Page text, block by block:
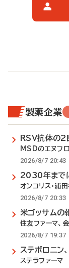
製薬企業
RSV抗体の2
MSDのエヌフ
2026/8/7 20:43
2030年まで
オンコリス・浦
2026/8/7 20:33
米ゴッサムの
住友ファーマ、
2026/8/7 19:37
ステボロニン
ステラファーマ